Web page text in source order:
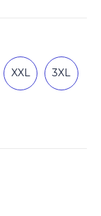
XXL 3XL